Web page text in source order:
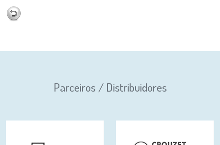
Parceiros / Distribuidores